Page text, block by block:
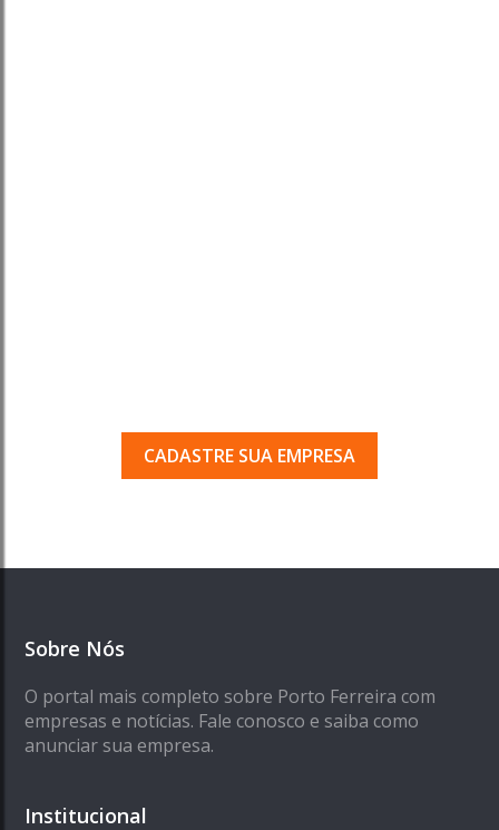
CADASTRE SUA EMPRESA
Sobre Nós
O portal mais completo sobre Porto Ferreira com
empresas e notícias. Fale conosco e saiba como
anunciar sua empresa.
Institucional